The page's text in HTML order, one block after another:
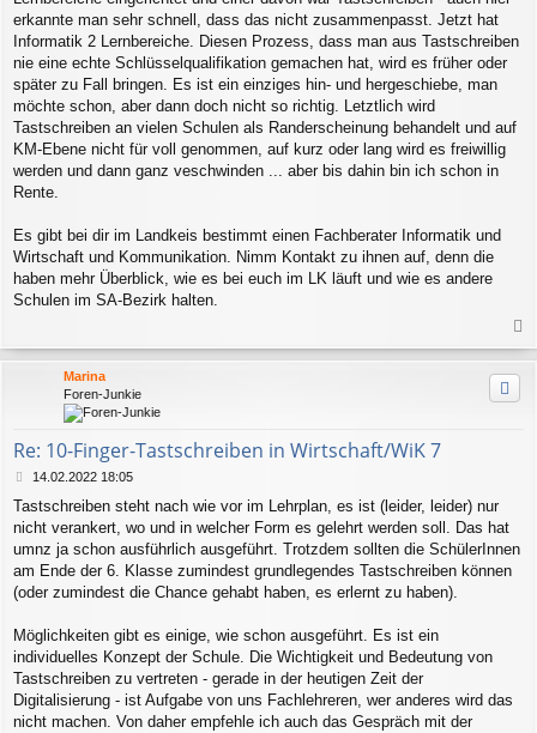
erkannte man sehr schnell, dass das nicht zusammenpasst. Jetzt hat
Informatik 2 Lernbereiche. Diesen Prozess, dass man aus Tastschreiben
nie eine echte Schlüsselqualifikation gemachen hat, wird es früher oder
später zu Fall bringen. Es ist ein einziges hin- und hergeschiebe, man
möchte schon, aber dann doch nicht so richtig. Letztlich wird
Tastschreiben an vielen Schulen als Randerscheinung behandelt und auf
KM-Ebene nicht für voll genommen, auf kurz oder lang wird es freiwillig
werden und dann ganz veschwinden ... aber bis dahin bin ich schon in
Rente.
Es gibt bei dir im Landkeis bestimmt einen Fachberater Informatik und
Wirtschaft und Kommunikation. Nimm Kontakt zu ihnen auf, denn die
haben mehr Überblick, wie es bei euch im LK läuft und wie es andere
Schulen im SA-Bezirk halten.
a
c
Marina
Foren-Junkie
Re: 10-Finger-Tastschreiben in Wirtschaft/WiK 7
B
i
t
r
a
g
14.02.2022 18:05
Tastschreiben steht nach wie vor im Lehrplan, es ist (leider, leider) nur
nicht verankert, wo und in welcher Form es gelehrt werden soll. Das hat
umnz ja schon ausführlich ausgeführt. Trotzdem sollten die SchülerInnen
am Ende der 6. Klasse zumindest grundlegendes Tastschreiben können
(oder zumindest die Chance gehabt haben, es erlernt zu haben).
Möglichkeiten gibt es einige, wie schon ausgeführt. Es ist ein
individuelles Konzept der Schule. Die Wichtigkeit und Bedeutung von
Tastschreiben zu vertreten - gerade in der heutigen Zeit der
Digitalisierung - ist Aufgabe von uns Fachlehreren, wer anderes wird das
nicht machen. Von daher empfehle ich auch das Gespräch mit der